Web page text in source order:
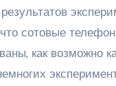
сотовые
как возможно